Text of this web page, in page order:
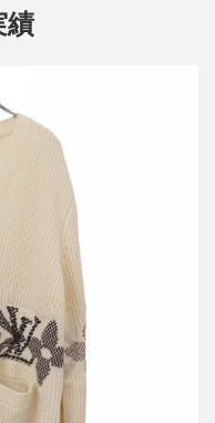
績
トカーディガン 1AJBX5
円